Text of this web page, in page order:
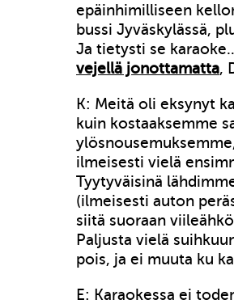
epäinhimilliseen
bussi Jyväskylässä,
Ja tietysti se
vejellä jonottamatta,
K: Meitä oli eksynyt
kuin kostaaksemme
ilmeisesti vielä
Tyytyväisinä
(ilmeisesti auton
siitä suoraan
Paljusta vielä
pois, ja ei muuta ku
E: Karaokessa ei